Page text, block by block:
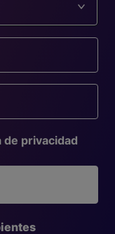
de privacidad